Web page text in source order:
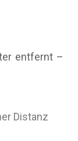
entfernt –
Distanz